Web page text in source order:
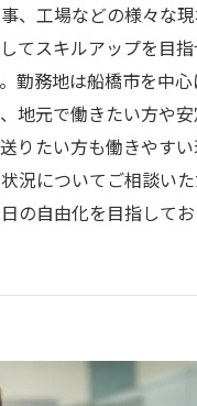
、工場などの様々な
てスキルアップを目
勤務地は船橋市を中
地元で働きたい方や
りたい方も働きやすい
況についてご相談い
の自由化を目指してお